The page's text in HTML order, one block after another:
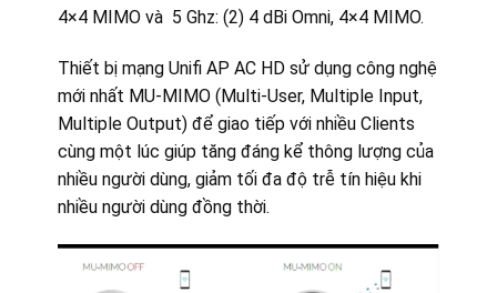
4×4 MIMO và 5 Ghz: (2) 4 dBi Omni, 4×4 MIMO.
Thiết bị mạng Unifi AP AC HD sử dụng công nghệ
mới nhất MU-MIMO (Multi-User, Multiple Input,
Multiple Output) để giao tiếp với nhiều Clients
cùng một lúc giúp tăng đáng kể thông lượng của
nhiều người dùng, giảm tối đa độ trễ tín hiệu khi
nhiều người dùng đồng thời.